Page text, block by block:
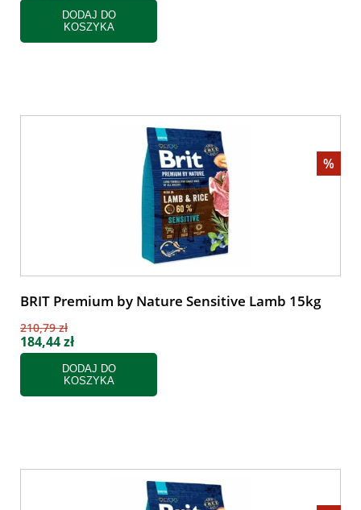
DODAJ DO
KOSZYKA
%
BRIT Premium by Nature Sensitive Lamb 15kg
210,79 zł
184,44 zł
DODAJ DO
KOSZYKA